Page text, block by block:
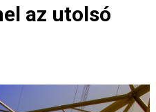
az utolsó